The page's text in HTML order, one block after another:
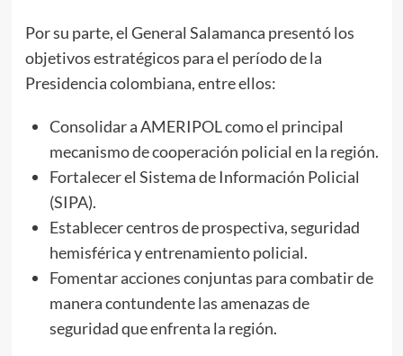
Por su parte, el General Salamanca presentó los
objetivos estratégicos para el período de la
Presidencia colombiana, entre ellos:
Consolidar a AMERIPOL como el principal
mecanismo de cooperación policial en la región.
Fortalecer el Sistema de Información Policial
(SIPA).
Establecer centros de prospectiva, seguridad
hemisférica y entrenamiento policial.
Fomentar acciones conjuntas para combatir de
manera contundente las amenazas de
seguridad que enfrenta la región.